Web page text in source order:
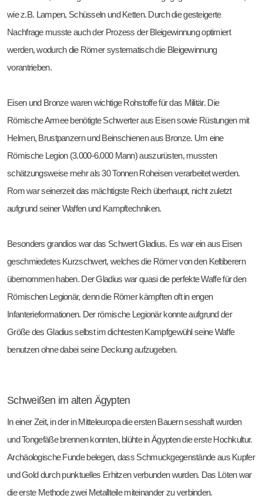
wie z.B. Lampen, Schüsseln und Ketten. Durch die gesteigerte
Nachfrage musste auch der Prozess der Bleigewinnung optimiert
werden, wodurch die Römer systematisch die Bleigewinnung
vorantrieben.
Eisen und Bronze waren wichtige Rohstoffe für das Militär. Die
Römische Armee benötigte Schwerter aus Eisen sowie Rüstungen mit
Helmen, Brustpanzern und Beinschienen aus Bronze. Um eine
Römische Legion (3.000-6.000 Mann) auszurüsten, mussten
schätzungsweise mehr als 30 Tonnen Roheisen verarbeitet werden.
Rom war seinerzeit das mächtigste Reich überhaupt, nicht zuletzt
aufgrund seiner Waffen und Kampftechniken.
Besonders grandios war das Schwert Gladius. Es war ein aus Eisen
geschmiedetes Kurzschwert, welches die Römer von den Keltiberern
übernommen haben. Der Gladius war quasi die perfekte Waffe für den
Römischen Legionär, denn die Römer kämpften oft in engen
Infanterieformationen. Der römische Legionär konnte aufgrund der
Größe des Gladius selbst im dichtesten Kampfgewühl seine Waffe
benutzen ohne dabei seine Deckung aufzugeben.
Schweißen im alten Ägypten
In einer Zeit, in der in Mitteleuropa die ersten Bauern sesshaft wurden
und Tongefäße brennen konnten, blühte in Ägypten die erste Hochkultur.
Archäologische Funde belegen, dass Schmuckgegenstände aus Kupfer
und Gold durch punktuelles Erhitzen verbunden wurden. Das Löten war
die erste Methode zwei Metallteile miteinander zu verbinden.